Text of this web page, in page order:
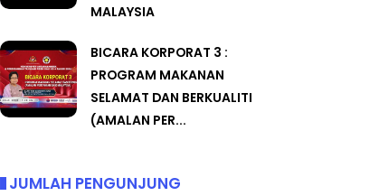
MALAYSIA
BICARA KORPORAT 3 :
PROGRAM MAKANAN
SELAMAT DAN BERKUALITI
(AMALAN PER...
JUMLAH PENGUNJUNG